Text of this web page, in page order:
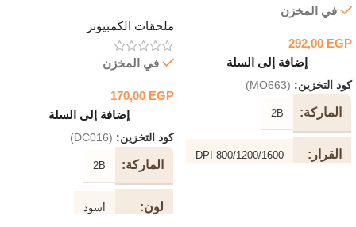
في المخزن
292,00 EGP
إضافة إلى السلة
كود التخزين: (MO663)
الماركة 2B
القرار 800/1200/1600 DPI
ملحقات الكمبيوتر
في المخزن
170,00 EGP
إضافة إلى السلة
كود التخزين: (DC016)
الماركة 2B
لون أسود